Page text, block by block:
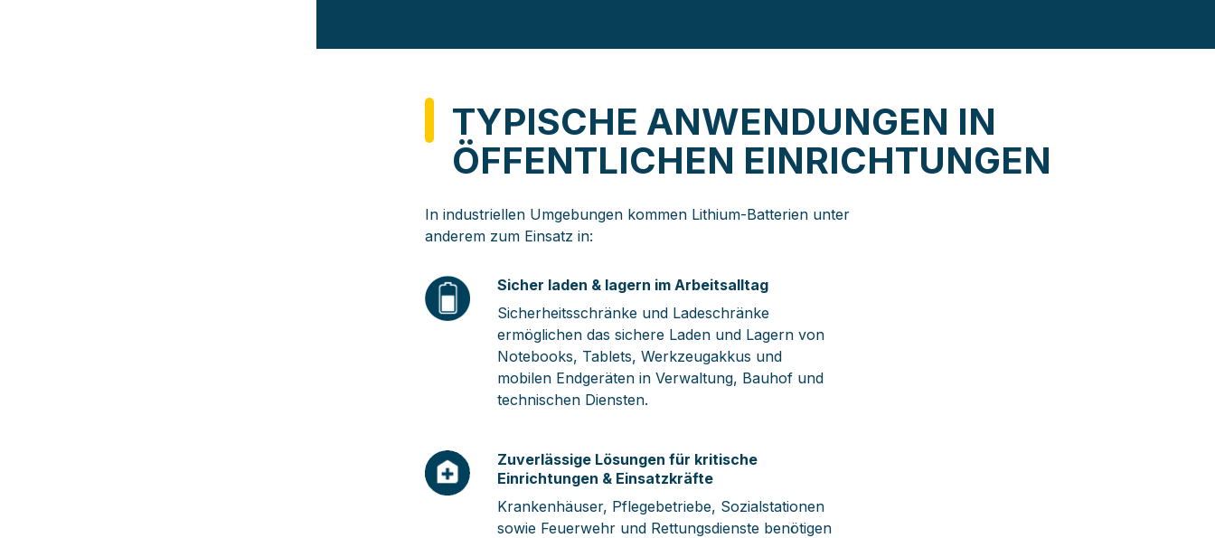
TYPISCHE ANWENDUNGEN IN
ÖFFENTLICHEN EINRICHTUNGEN
In industriellen Umgebungen kommen Lithium-Batterien unter
anderem zum Einsatz in:
Sicher laden & lagern im Arbeitsalltag
Sicherheitsschränke und Ladeschränke
ermöglichen das sichere Laden und Lagern von
Notebooks, Tablets, Werkzeugakkus und
mobilen Endgeräten in Verwaltung, Bauhof und
technischen Diensten.
Zuverlässige Lösungen für kritische
Einrichtungen & Einsatzkräfte
Krankenhäuser, Pflegebetriebe, Sozialstationen
sowie Feuerwehr und Rettungsdienste benötigen